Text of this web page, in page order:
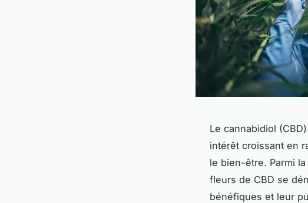
Le cannabidiol
intérêt croissant en
le bien-être. Parmi
fleurs de CBD se
bénéfiques et leur